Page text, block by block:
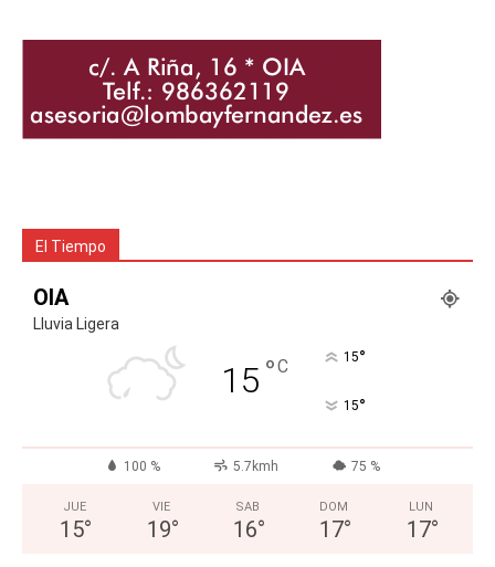
El Tiempo
OIA
Lluvia Ligera
15 °C 15°
15°
100 % 5.7kmh 75 %
JUE
15°
VIE
19°
SAB
16°
DOM
17°
LUN
17°